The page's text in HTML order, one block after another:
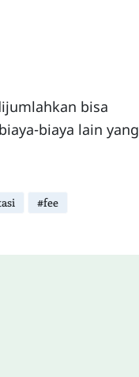
bisa
biaya lain yang
#fee